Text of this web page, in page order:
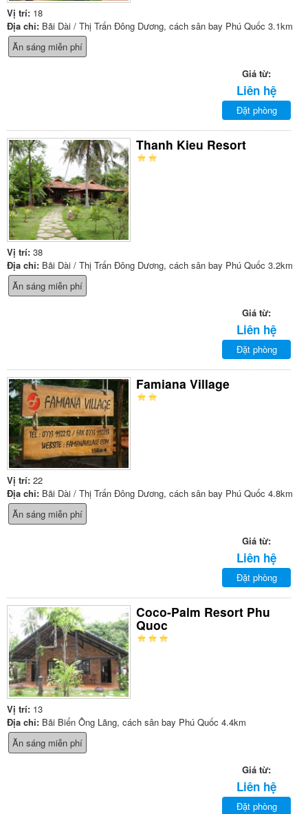
Vị trí: 18
Địa chỉ: Bãi Dài / Thị Trấn Đông Dương, cách sân bay Phú Quốc 3.1km
Ăn sáng miễn phí
Giá từ:
Liên hệ
Đặt phòng
Thanh Kieu Resort
Vị trí: 38
Địa chỉ: Bãi Dài / Thị Trấn Đông Dương, cách sân bay Phú Quốc 3.2km
Ăn sáng miễn phí
Giá từ:
Liên hệ
Đặt phòng
Famiana Village
Vị trí: 22
Địa chỉ: Bãi Dài / Thị Trấn Đông Dương, cách sân bay Phú Quốc 4.8km
Ăn sáng miễn phí
Giá từ:
Liên hệ
Đặt phòng
Coco-Palm Resort Phu
Quoc
Vị trí: 13
Địa chỉ: Bãi Biển Ông Lãng, cách sân bay Phú Quốc 4.4km
Ăn sáng miễn phí
Giá từ:
Liên hệ
Đặt phòng